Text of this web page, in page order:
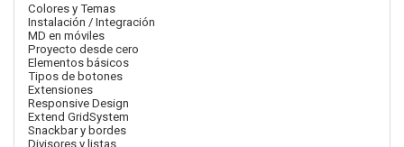
Colores y Temas
Instalación / Integración
MD en móviles
Proyecto desde cero
Elementos básicos
Tipos de botones
Extensiones
Responsive Design
Extend GridSystem
Snackbar y bordes
Divisores y listas